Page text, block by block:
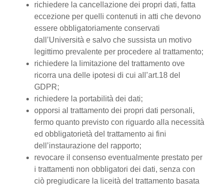
richiedere la cancellazione dei propri dati, fatta
eccezione per quelli contenuti in atti che devono
essere obbligatoriamente conservati
dall’Università e salvo che sussista un motivo
legittimo prevalente per procedere al trattamento;
richiedere la limitazione del trattamento ove
ricorra una delle ipotesi di cui all’art.18 del
GDPR;
richiedere la portabilità dei dati;
opporsi al trattamento dei propri dati personali,
fermo quanto previsto con riguardo alla necessità
ed obbligatorietà del trattamento ai fini
dell’instaurazione del rapporto;
revocare il consenso eventualmente prestato per
i trattamenti non obbligatori dei dati, senza con
ciò pregiudicare la liceità del trattamento basata